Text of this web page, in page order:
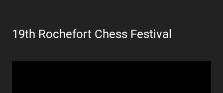
19th Rochefort Chess Festival